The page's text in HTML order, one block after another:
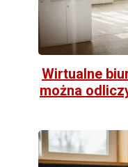
Wirtualne
można